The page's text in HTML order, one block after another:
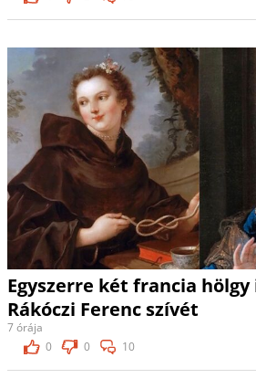
Egyszerre két francia
Rákóczi Ferenc szívét
7 órája
0
0 10